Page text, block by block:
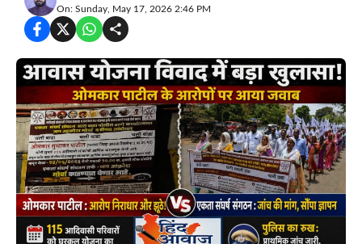
On: Sunday, May 17, 2026 2:46 PM